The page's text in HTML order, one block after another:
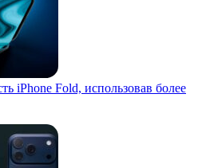
iPhone Fold, использовав более